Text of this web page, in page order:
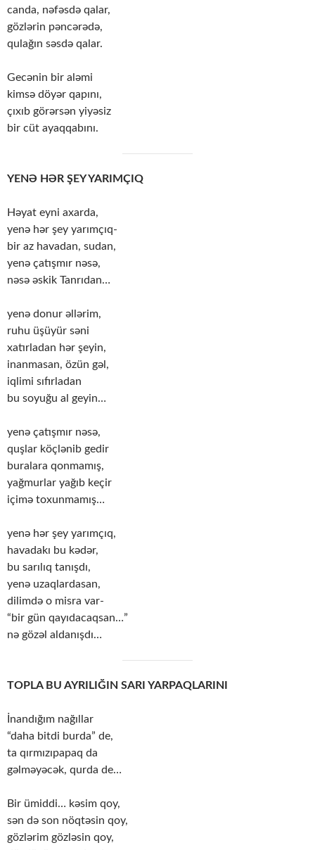
canda, nəfəsdə qalar,
gözlərin pəncərədə,
qulağın səsdə qalar.
Gecənin bir aləmi
kimsə döyər qapını,
çıxıb görərsən yiyəsiz
bir cüt ayaqqabını.
YENƏ HƏR ŞEY YARIMÇIQ
Həyat eyni axarda,
yenə hər şey yarımçıq-
bir az havadan, sudan,
yenə çatışmır nəsə,
nəsə əskik Tanrıdan…
yenə donur əllərim,
ruhu üşüyür səni
xatırladan hər şeyin,
inanmasan, özün gəl,
iqlimi sıfırladan
bu soyuğu al geyin…
yenə çatışmır nəsə,
quşlar köçlənib gedir
buralara qonmamış,
yağmurlar yağıb keçir
içimə toxunmamış…
yenə hər şey yarımçıq,
havadakı bu kədər,
bu sarılıq tanışdı,
yenə uzaqlardasan,
dilimdə o misra var-
“bir gün qayıdacaqsan…”
nə gözəl aldanışdı…
TOPLA BU AYRILIĞIN SARI YARPAQLARINI
İnandığım nağıllar
“daha bitdi burda” de,
ta qırmızıpapaq da
gəlməyəcək, qurda de…
Bir ümiddi… kəsim qoy,
sən də son nöqtəsin qoy,
gözlərim gözləsin qoy,